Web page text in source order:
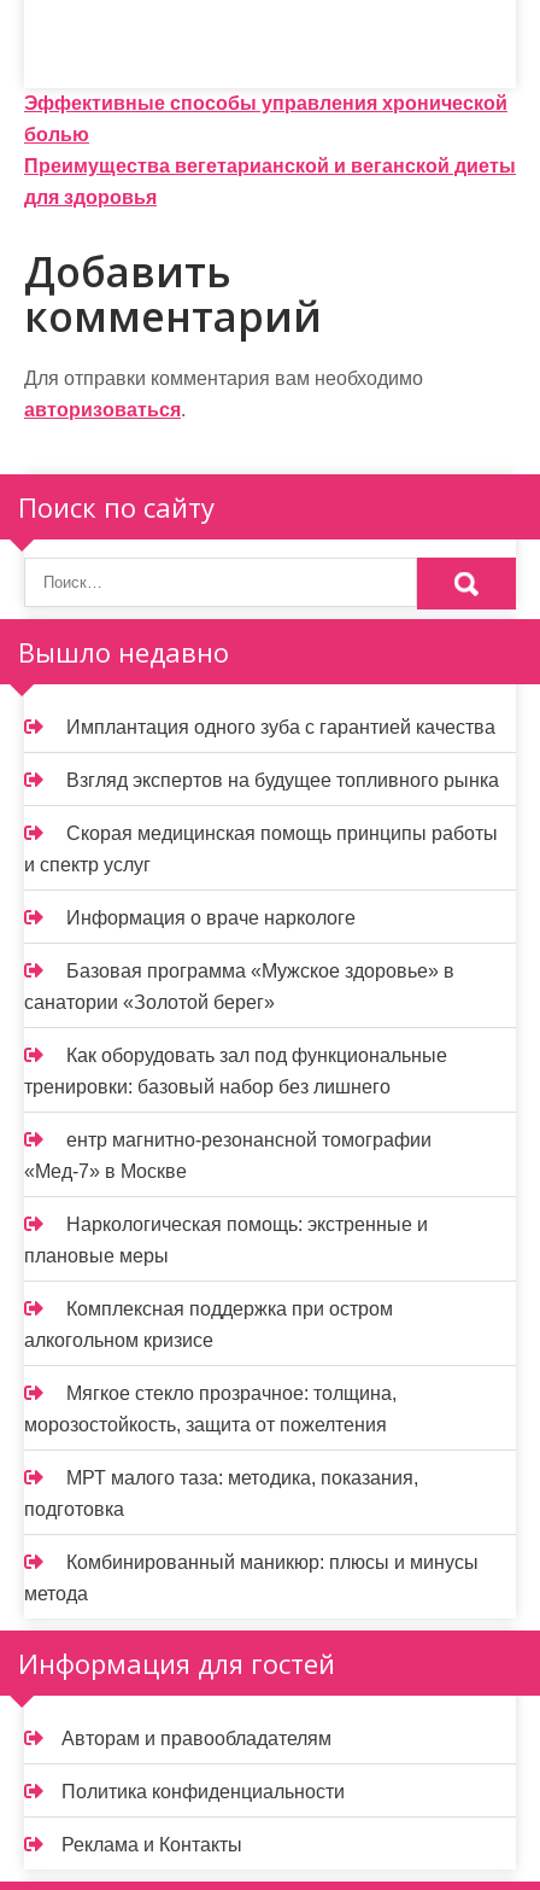
Н
а
в
и
г
а
ц
и
я
п
о
з
а
п
и
с
я
м
Эффективные способы управления хронической
болью
Преимущества вегетарианской и веганской диеты
для здоровья
Добавить
комментарий
Для отправки комментария вам необходимо
авторизоваться.
Поиск по сайту
Вышло недавно
Имплантация одного зуба с гарантией качества
Взгляд экспертов на будущее топливного рынка
Скорая медицинская помощь принципы работы
и спектр услуг
Информация о враче наркологе
Базовая программа «Мужское здоровье» в
санатории «Золотой берег»
Как оборудовать зал под функциональные
тренировки: базовый набор без лишнего
ентр магнитно-резонансной томографии
«Мед-7» в Москве
Наркологическая помощь: экстренные и
плановые меры
Комплексная поддержка при остром
алкогольном кризисе
Мягкое стекло прозрачное: толщина,
морозостойкость, защита от пожелтения
МРТ малого таза: методика, показания,
подготовка
Комбинированный маникюр: плюсы и минусы
метода
Информация для гостей
Авторам и правообладателям
Политика конфиденциальности
Реклама и Контакты